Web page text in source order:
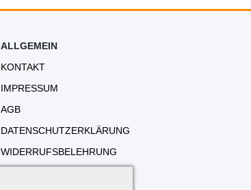
ALLGEMEIN
KONTAKT
IMPRESSUM
AGB
DATENSCHUTZERKLÄRUNG
WIDERRUFSBELEHRUNG